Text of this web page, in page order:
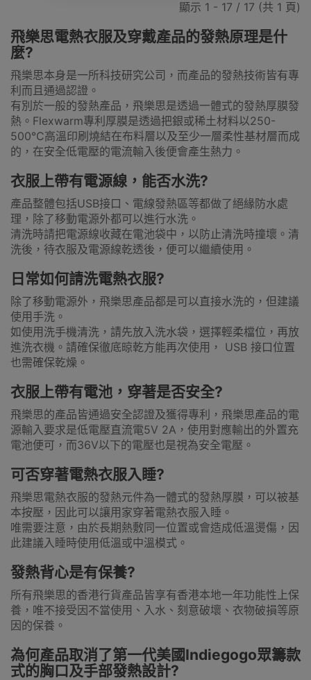
顯示 1 - 17 / 17 (共 1 頁)
飛樂思電熱衣服及穿戴產品的發熱原理是什
麼?
飛樂思本身是一所科技研究公司，而產品的發熱技術皆有專
利而且通過認證。
有別於一般的發熱產品，飛樂思是透過一體式的發熱厚膜發
熱。Flexwarm專利厚膜是透過把銀或稀土材料以250-
500°C高溫印刷燒結在布料層以及至少一層柔性基材層而成
的，在安全低電壓的電流輸入後便會產生熱力。
衣服上帶有電源線，能否水洗?
產品整體包括USB接口、電線發熱區等都做了絕緣防水處
理，除了移動電源外都可以進行水洗。
清洗時請把電源線收藏在電池袋中，以防止清洗時撞壞。清
洗後，待衣服及電源線乾透後，便可以繼續使用。
日常如何請洗電熱衣服?
除了移動電源外，飛樂思產品都是可以直接水洗的，但建議
使用手洗。
如使用洗手機清洗，請先放入洗水袋，選擇輕柔檔位，再放
進洗衣機。請確保徹底晾乾方能再次使用， USB 接口位置
也需確保乾燥。
衣服上帶有電池，穿著是否安全?
飛樂思的產品皆通過安全認證及獲得專利，飛樂思產品的電
源輸入要求是低電壓直流電5V 2A，使用對應輸出的外置充
電池便可，而36V以下的電壓也是視為安全電壓。
可否穿著電熱衣服入睡?
飛樂思電熱衣服的發熱元件為一體式的發熱厚膜，可以被基
本按壓，因此可以讓用家穿著電熱衣服入睡。
唯需要注意，由於長期熱敷同一位置或會造成低溫燙傷，因
此建議入睡時使用低溫或中溫模式。
發熱背心是有保養?
所有飛樂思的香港行貨產品皆享有香港本地一年功能性上保
養，唯不接受因不當使用、入水、刻意破壞、衣物破損等原
因的保養。
為何產品取消了第一代美國Indiegogo眾籌款
式的胸口及手部發熱設計?